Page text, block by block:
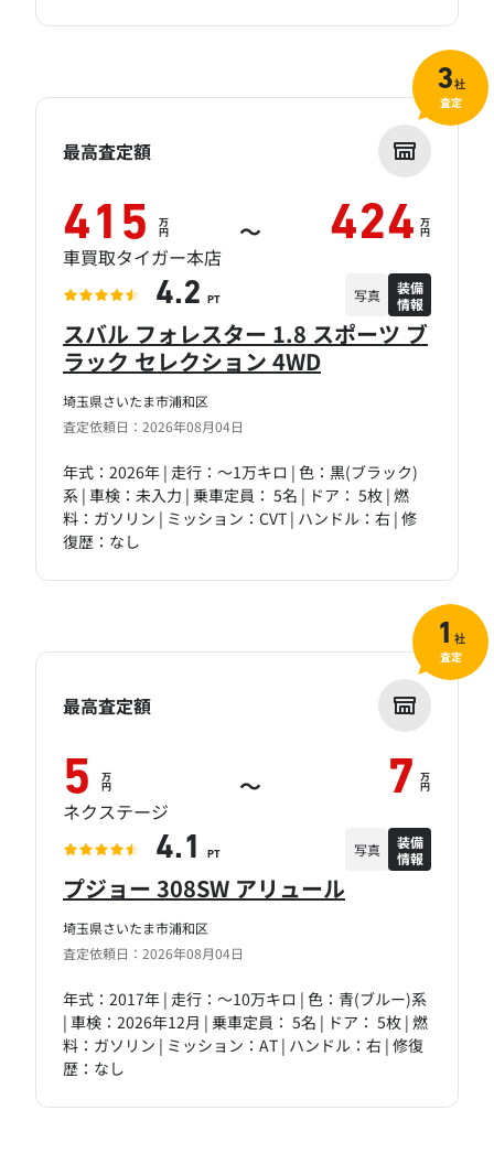
埼玉県さいたま市浦和区
査定依頼日：2026年08月04日
スバル フォレスター 1.8 スポーツ ブ
ラック セレクション 4WD
年式：2026年 | 走行：～1万キロ | 色：黒(ブラック)
系 | 車検：未入力 | 乗車定員： 5名 | ドア： 5枚 | 燃
料：ガソリン | ミッション：CVT | ハンドル：右 | 修
復歴：なし
最高査定額
415 万
円 ～ 424 万
円
車買取タイガー本店
4.2 PT 写真
装備
情報
3社
査定
埼玉県さいたま市浦和区
査定依頼日：2026年08月04日
プジョー 308SW アリュール
年式：2017年 | 走行：～10万キロ | 色：青(ブルー)系
| 車検：2026年12月 | 乗車定員： 5名 | ドア： 5枚 | 燃
料：ガソリン | ミッション：AT | ハンドル：右 | 修復
歴：なし
最高査定額
5 万
円 ～ 7 万
円
ネクステージ
4.1 PT 写真
装備
情報
1 社
査定